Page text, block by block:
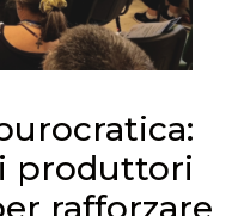
produttori
rafforzare